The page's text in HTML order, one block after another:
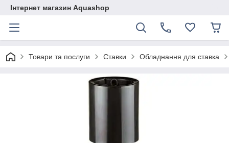
Інтернет магазин Aquashop
Товари та послуги Ставки Обладнання для ставка